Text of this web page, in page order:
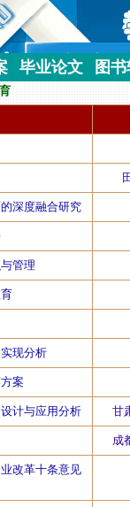
毕业论文 图
深度融合研究
管理
现分析
案
计与应用分析 甘
成
改革十条意见